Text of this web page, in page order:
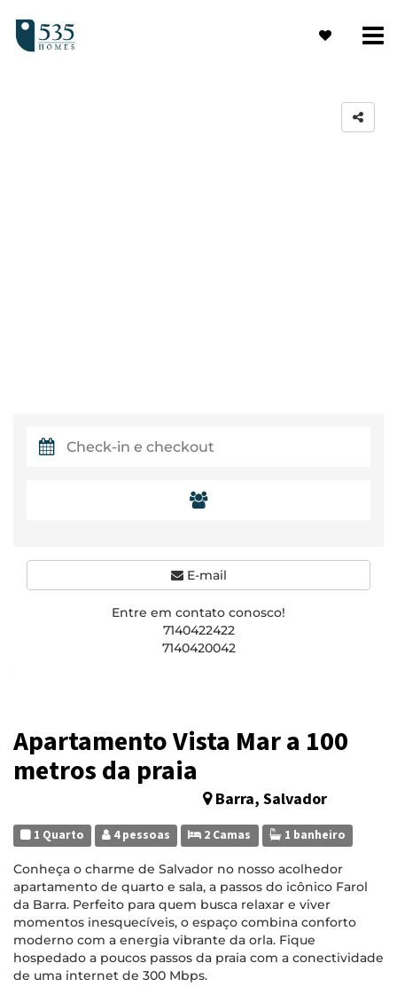
Apartamento Vista Mar a 100
metros da praia
Barra, Salvador
1 Quarto 4 pessoas 2 Camas 1 banheiro
Conheça o charme de Salvador no nosso acolhedor
apartamento de quarto e sala, a passos do icônico Farol
da Barra. Perfeito para quem busca relaxar e viver
momentos inesquecíveis, o espaço combina conforto
moderno com a energia vibrante da orla. Fique
hospedado a poucos passos da praia com a conectividade
de uma internet de 300 Mbps.
E-mail
Entre em contato conosco!
7140422422
7140420042